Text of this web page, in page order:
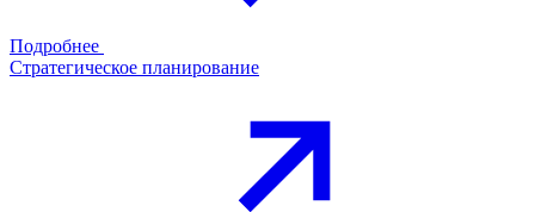
Подробнее
Стратегическое планирование